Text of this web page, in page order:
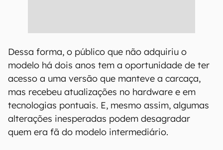
Dessa forma, o público que não adquiriu o
modelo há dois anos tem a oportunidade de ter
acesso a uma versão que manteve a carcaça,
mas recebeu atualizações no hardware e em
tecnologias pontuais. E, mesmo assim, algumas
alterações inesperadas podem desagradar
quem era fã do modelo intermediário.